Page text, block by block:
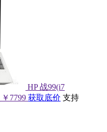
HP 战99(i7
￥7799 获取底价 支持